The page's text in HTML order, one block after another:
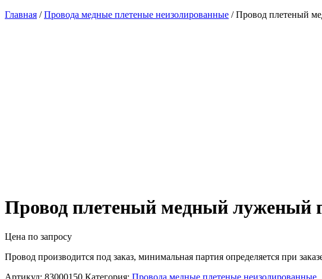
Главная /Провода медные плетеные неизолированные / Провод плетеный
Провод плетеный медный луженый
Цена по запросу
Провод производится под заказ, минимальная партия определяется при
Артикул: 83000150 Категория: Провода медные плетеные неизолированные